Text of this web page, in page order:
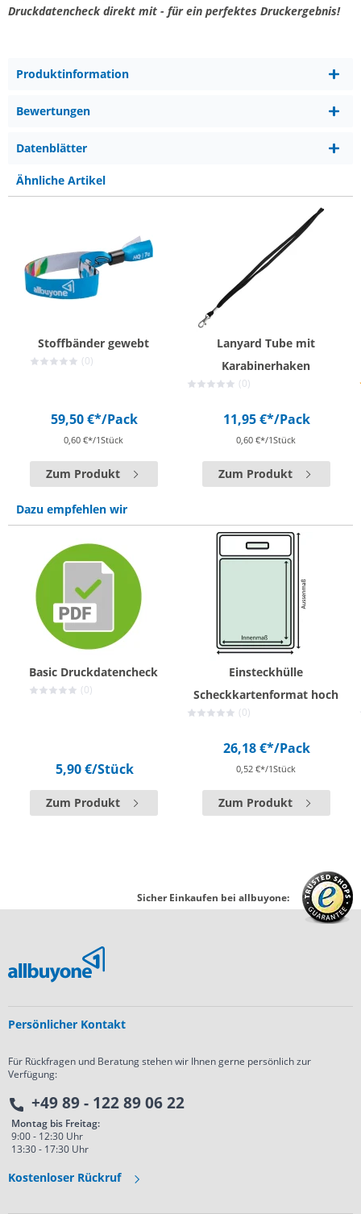
Druckdatencheck direkt mit - für ein perfektes Druckergebnis!
Produktinformation
Bewertungen
Datenblätter
Ähnliche Artikel
Stoffbänder gewebt
(0)
59,50 €*/Pack
0,60 €*/1Stück
Zum Produkt
Lanyard Tube mit
Karabinerhaken
(0)
11,95 €*/Pack
0,60 €*/1Stück
Zum Produkt
Dazu empfehlen wir
Basic Druckdatencheck
(0)
5,90 €/Stück
Zum Produkt
Einsteckhülle
Scheckkartenformat hoch
(0)
26,18 €*/Pack
0,52 €*/1Stück
Zum Produkt
Sicher Einkaufen bei allbuyone:
Persönlicher Kontakt
Für Rückfragen und Beratung stehen wir Ihnen gerne persönlich zur
Verfügung:
+49 89 - 122 89 06 22
Montag bis Freitag:
9:00 - 12:30 Uhr
13:30 - 17:30 Uhr
Kostenloser Rückruf